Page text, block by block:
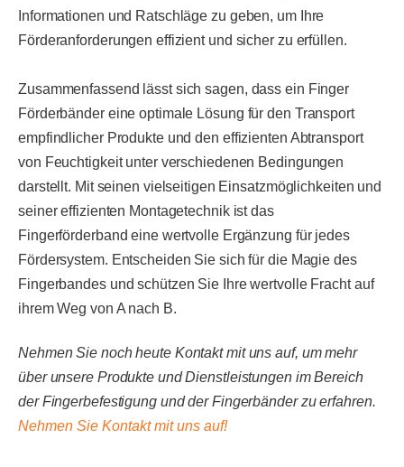
Informationen und Ratschläge zu geben, um Ihre
Förderanforderungen effizient und sicher zu erfüllen.
Zusammenfassend lässt sich sagen, dass ein Finger
Förderbänder eine optimale Lösung für den Transport
empfindlicher Produkte und den effizienten Abtransport
von Feuchtigkeit unter verschiedenen Bedingungen
darstellt. Mit seinen vielseitigen Einsatzmöglichkeiten und
seiner effizienten Montagetechnik ist das
Fingerförderband eine wertvolle Ergänzung für jedes
Fördersystem. Entscheiden Sie sich für die Magie des
Fingerbandes und schützen Sie Ihre wertvolle Fracht auf
ihrem Weg von A nach B.
Nehmen Sie noch heute Kontakt mit uns auf, um mehr
über unsere Produkte und Dienstleistungen im Bereich
der Fingerbefestigung und der Fingerbänder zu erfahren.
Nehmen Sie Kontakt mit uns auf!